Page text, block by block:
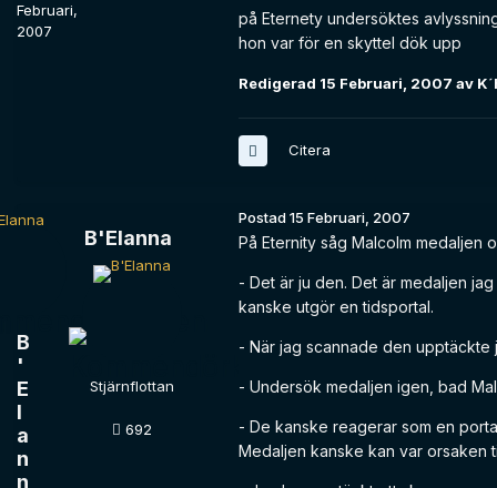
Februari,
2007
på Eternety undersöktes
hon var för en skyttel dök upp
Redigerad 15 Februari, 2007 av
Citera
B
'
E
l
a
n
n
B'Elanna
Stjärnflottan
692
Postad15 Februari, 2007
På Eternity såg Malcolm medaljen
- Det är ju den. Det är medaljen
kanske utgör en tidsportal.
- När jag scannade den
- Undersök medaljen igen, bad
- De kanske reagerar som en
Medaljen kanske kan var orsaken